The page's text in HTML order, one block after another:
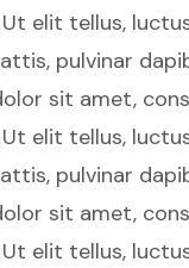
elit tellus,
pulvinar
sit amet,
elit tellus,
pulvinar
sit amet,
elit tellus,